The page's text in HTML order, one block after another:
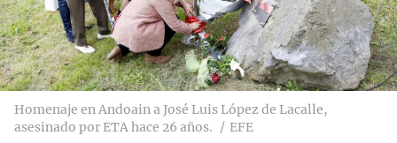
Homenaje en Andoain a José Luis López de Lacalle,
asesinado por ETA hace 26 años.
EFE